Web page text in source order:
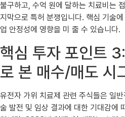
불구하고, 수억 원에 달하는 치료비는
지막으로 특허 분쟁입니다. 핵심 기술
업 안정성에 영향을 미 줄 수 있습니다.
핵심 투자 포인트
로 본 매수/매도 시
유전자 가위 치료제 관련 주식들은 일
술 발전 및 임상 결과에 대한 기대감에